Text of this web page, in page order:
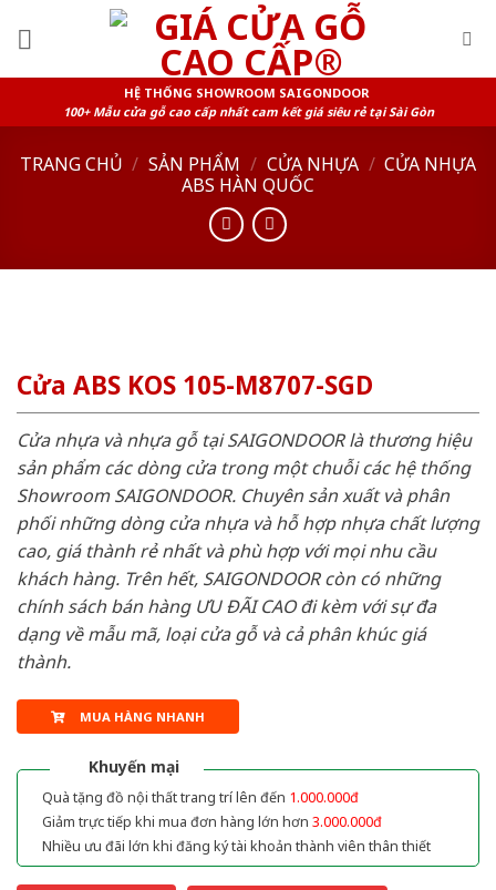
HỆ THỐNG SHOWROOM SAIGONDOOR
100+ Mẫu cửa gỗ cao cấp nhất cam kết giá siêu rẻ tại Sài Gòn
TRANG CHỦ / SẢN PHẨM / CỬA NHỰA / CỬA NHỰA
ABS HÀN QUỐC
Cửa ABS KOS 105-M8707-SGD
Cửa nhựa và nhựa gỗ tại SAIGONDOOR là thương hiệu
sản phẩm các dòng cửa trong một chuỗi các hệ thống
Showroom SAIGONDOOR. Chuyên sản xuất và phân
phối những dòng cửa nhựa và hỗ hợp nhựa chất lượng
cao, giá thành rẻ nhất và phù hợp với mọi nhu cầu
khách hàng. Trên hết, SAIGONDOOR còn có những
chính sách bán hàng ƯU ĐÃI CAO đi kèm với sự đa
dạng về mẫu mã, loại cửa gỗ và cả phân khúc giá
thành.
MUA HÀNG NHANH
Khuyến mại
Quà tặng đồ nội thất trang trí lên đến 1.000.000đ
Giảm trực tiếp khi mua đơn hàng lớn hơn 3.000.000đ
Nhiều ưu đãi lớn khi đăng ký tài khoản thành viên thân thiết